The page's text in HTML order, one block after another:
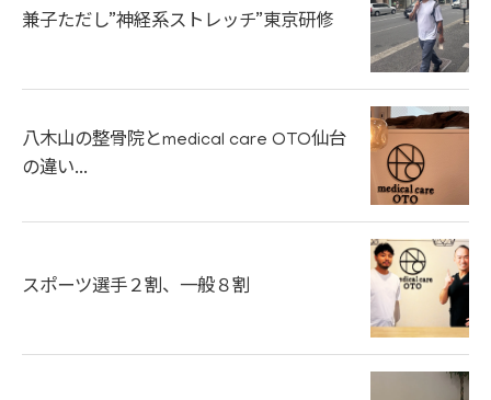
兼子ただし”神経系ストレッチ”東京研修
八木山の整骨院とmedical care OTO仙台
の違い...
スポーツ選手２割、一般８割